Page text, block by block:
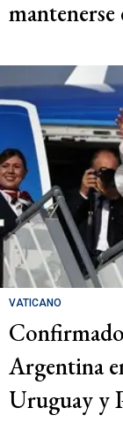
VATICANO
Argentina
Uruguay y